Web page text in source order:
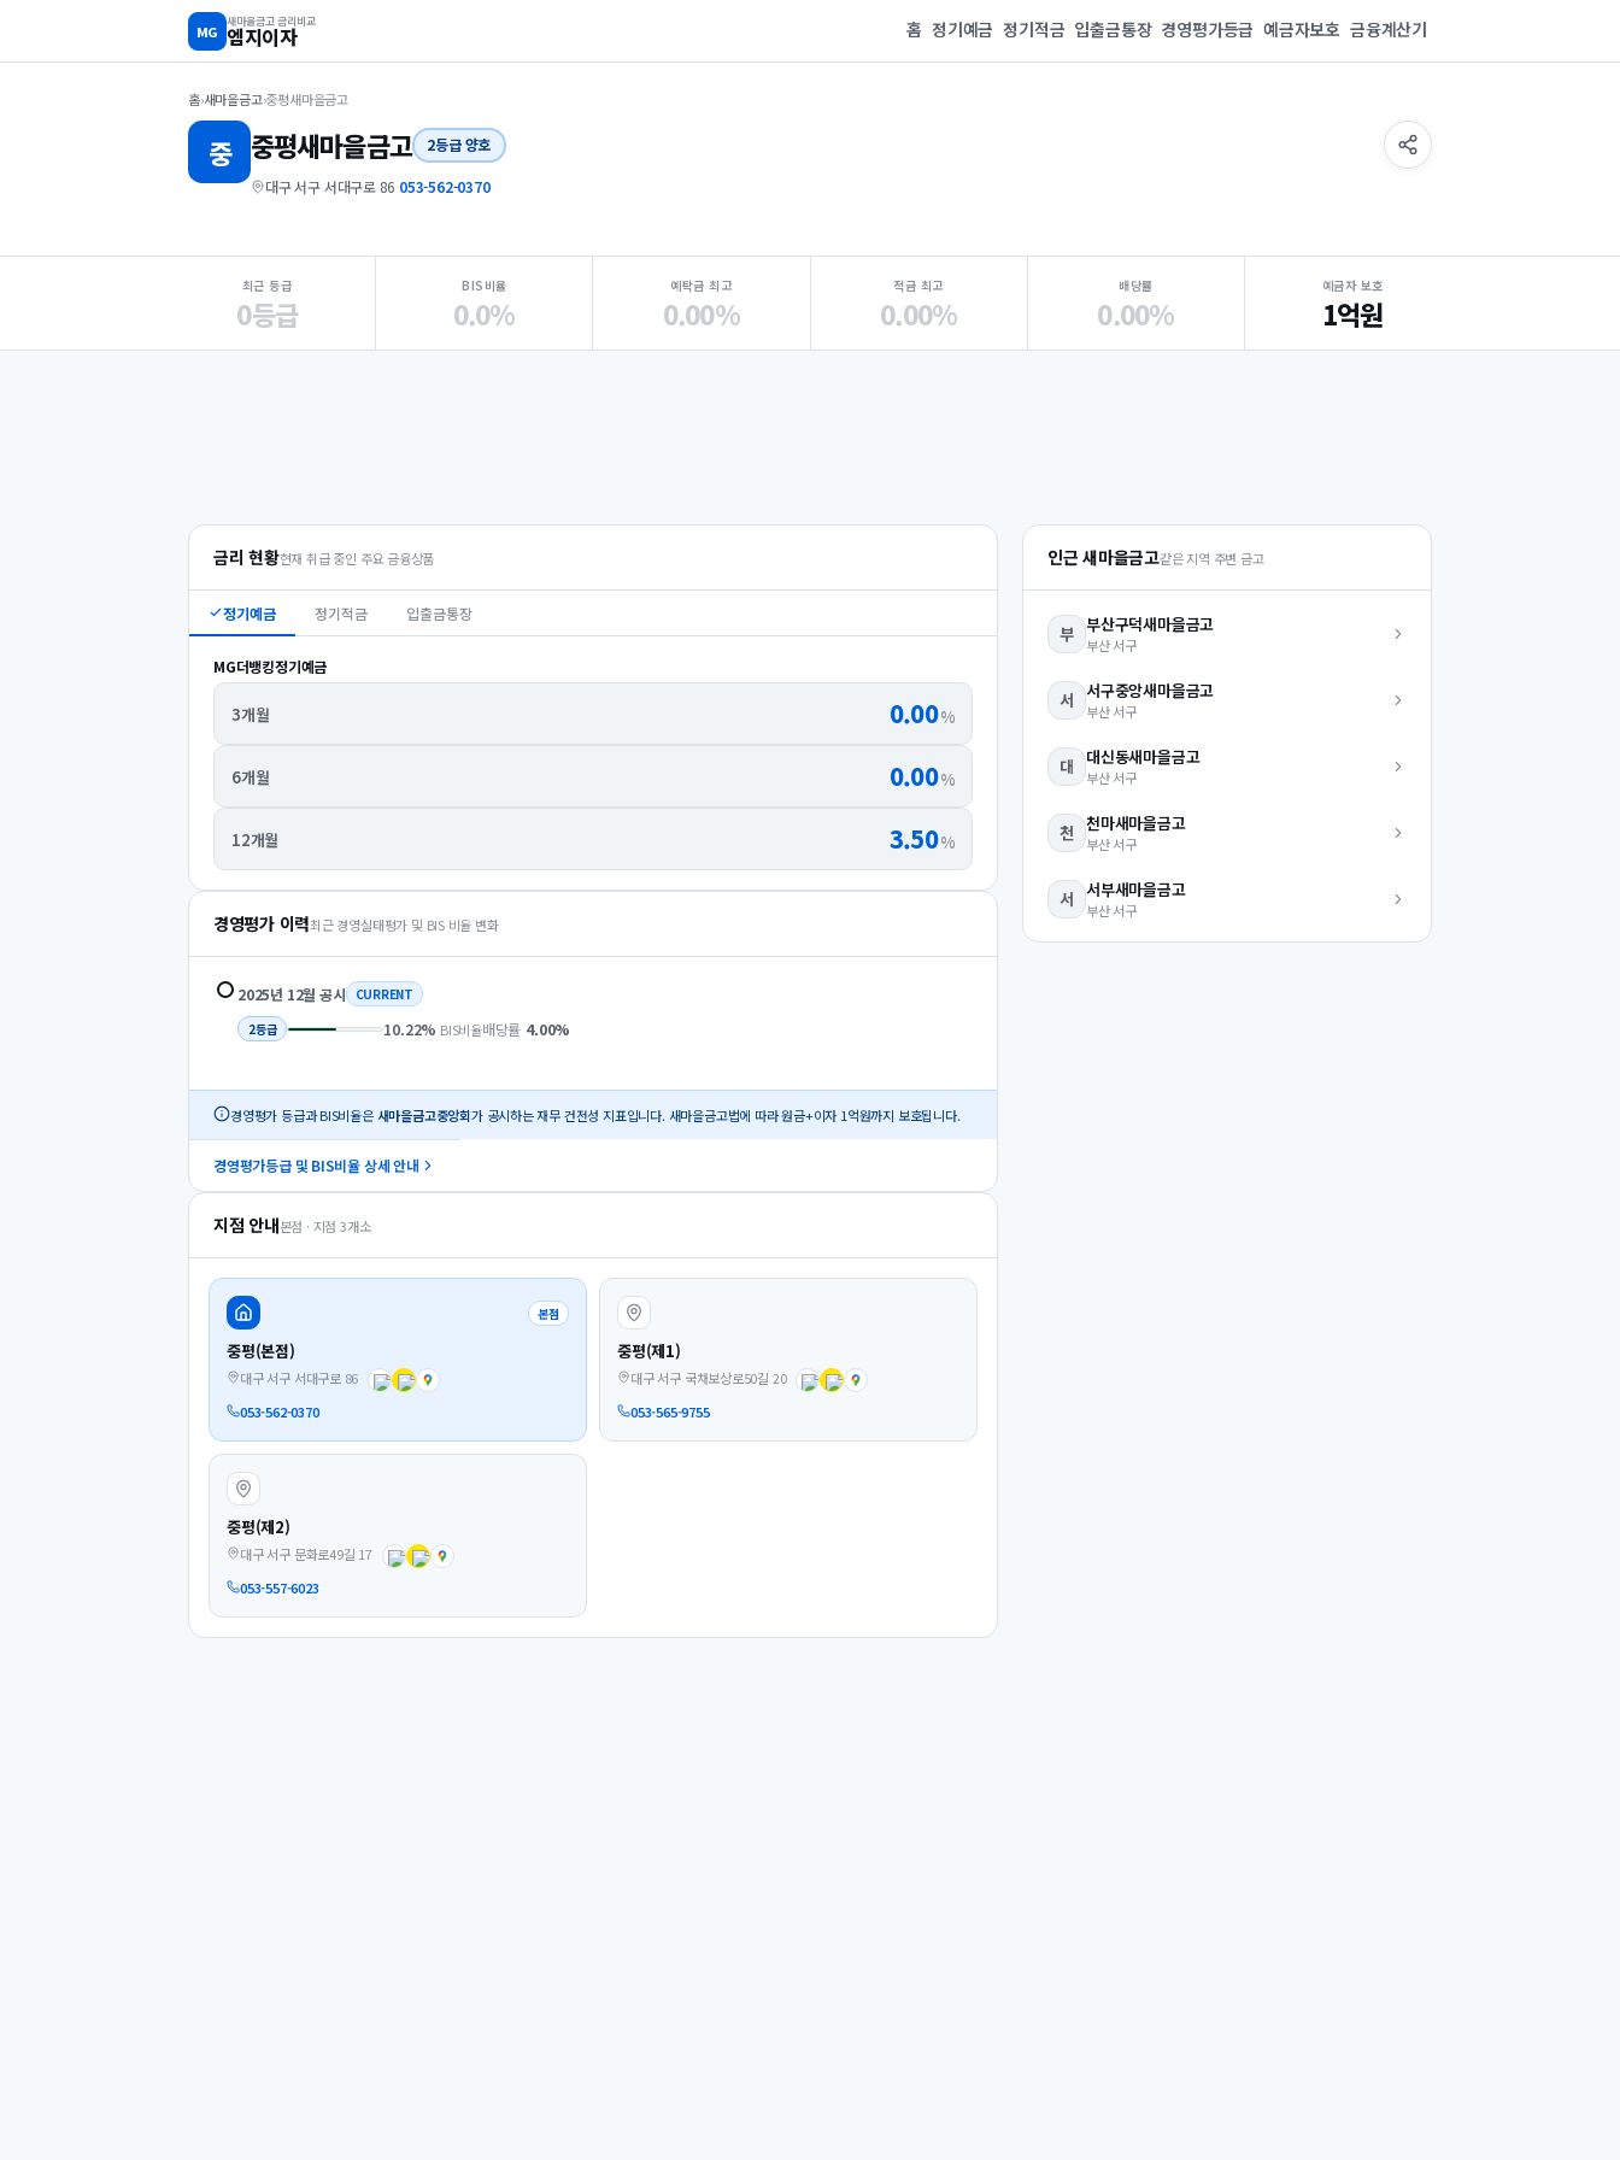
MG
새마을금고 금리비교
엠지이자 홈 정기예금 정기적금 입출금통장 경영평가등급 예금자보호 금융계산기
홈›새마을금고›중평새마을금고
중 중평새마을금고 2등급 양호
대구 서구 서대구로 86·053-562-0370
최근 등급
0등급
BIS비율
0.0%
예탁금 최고
0.00%
적금 최고
0.00%
배당률
0.00%
예금자 보호
1억원
금리 현황현재 취급 중인 주요 금융상품
정기예금 정기적금 입출금통장
MG더뱅킹정기예금
3개월 0.00%
6개월 0.00%
12개월 3.50%
경영평가 이력최근 경영실태평가 및 BIS 비율 변화
2025년 12월 공시
CURRENT
2등급 10.22% BIS비율배당률 4.00%
경영평가 등급과 BIS비율은 새마을금고중앙회가 공시하는 재무 건전성 지표입니다. 새마을금고법에 따라 원금+이자 1억원까지 보호됩니다.
경영평가등급 및 BIS비율 상세 안내
지점 안내본점 · 지점 3개소
본점
중평(본점)
대구 서구 서대구로 86
053-562-0370
중평(제1)
대구 서구 국채보상로50길 20
053-565-9755
중평(제2)
대구 서구 문화로49길 17
053-557-6023
인근 새마을금고같은 지역 주변 금고
부 부산구덕새마을금고
부산 서구
서 서구중앙새마을금고
부산 서구
대 대신동새마을금고
부산 서구
천 천마새마을금고
부산 서구
서 서부새마을금고
부산 서구